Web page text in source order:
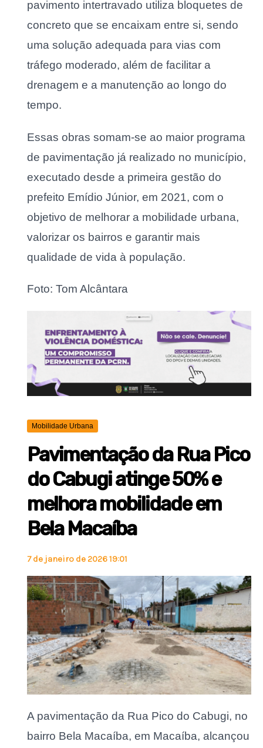
pavimento intertravado utiliza bloquetes de
concreto que se encaixam entre si, sendo
uma solução adequada para vias com
tráfego moderado, além de facilitar a
drenagem e a manutenção ao longo do
tempo.
Essas obras somam-se ao maior programa
de pavimentação já realizado no município,
executado desde a primeira gestão do
prefeito Emídio Júnior, em 2021, com o
objetivo de melhorar a mobilidade urbana,
valorizar os bairros e garantir mais
qualidade de vida à população.
Foto: Tom Alcântara
Mobilidade Urbana
Pavimentação da Rua Pico
do Cabugi atinge 50% e
melhora mobilidade em
Bela Macaíba
7 de janeiro de 2026 19:01
A pavimentação da Rua Pico do Cabugi, no
bairro Bela Macaíba, em Macaíba, alcançou